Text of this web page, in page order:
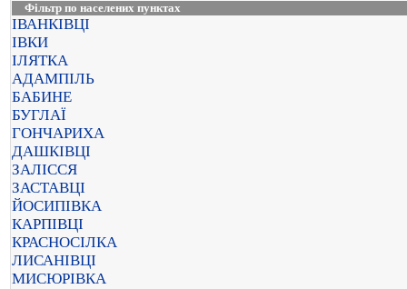
Фільтр по населених пунктах
ІВАНКІВЦІ
ІВКИ
ІЛЯТКА
АДАМПІЛЬ
БАБИНЕ
БУГЛАЇ
ГОНЧАРИХА
ДАШКІВЦІ
ЗАЛІССЯ
ЗАСТАВЦІ
ЙОСИПІВКА
КАРПІВЦІ
КРАСНОСІЛКА
ЛИСАНІВЦІ
МИСЮРІВКА